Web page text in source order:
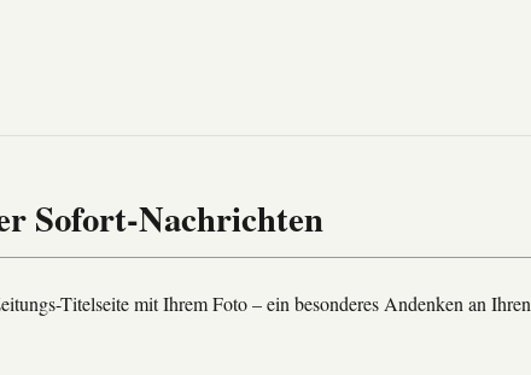
Sofort-Nachrichten
Titelseite mit Ihrem Foto – ein besonderes Andenken an Ihren